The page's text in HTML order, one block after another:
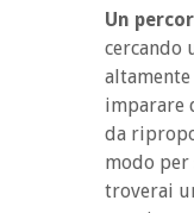
Un
cercando
imparare
da
modo
troverai